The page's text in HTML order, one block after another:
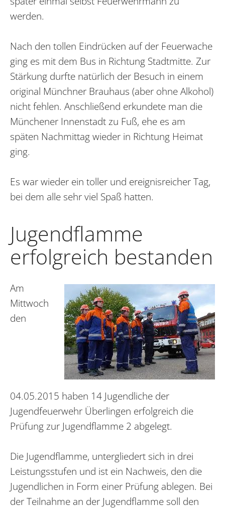
werden.
Nach den tollen Eindrücken auf der Feuerwache
ging es mit dem Bus in Richtung Stadtmitte. Zur
Stärkung durfte natürlich der Besuch in einem
original Münchner Brauhaus (aber ohne Alkohol)
nicht fehlen. Anschließend erkundete man die
Münchener Innenstadt zu Fuß, ehe es am
späten Nachmittag wieder in Richtung Heimat
ging.
Es war wieder ein toller und ereignisreicher Tag,
bei dem alle sehr viel Spaß hatten.
Jugendflamme
erfolgreich bestanden
Am
Mittwoch
den
04.05.2015 haben 14 Jugendliche der
Jugendfeuerwehr Überlingen erfolgreich die
Prüfung zur Jugendflamme 2 abgelegt.
Die Jugendflamme, untergliedert sich in drei
Leistungsstufen und ist ein Nachweis, den die
Jugendlichen in Form einer Prüfung ablegen. Bei
der Teilnahme an der Jugendflamme soll den